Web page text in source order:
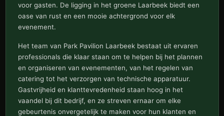
voor gasten. De ligging in het groene Laarbeek biedt een
oase van rust en een mooie achtergrond voor elk
evenement.
Het team van Park Pavilion Laarbeek bestaat uit ervaren
professionals die klaar staan om te helpen bij het plannen
en organiseren van evenementen, van het regelen van
catering tot het verzorgen van technische apparatuur.
Gastvrijheid en klanttevredenheid staan hoog in het
vaandel bij dit bedrijf, en ze streven ernaar om elke
gebeurtenis onvergetelijk te maken voor hun klanten en